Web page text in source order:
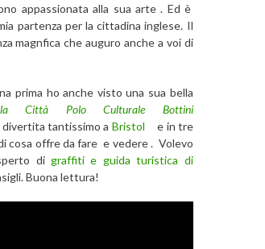
appassionata alla sua arte . Ed è
partenza per la cittadina inglese. Il
magnfica che auguro anche a voi di
prima ho anche visto una sua bella
Città Polo Culturale Bottini
divertita tantissimo a Bristol
e in tre
cosa offre da fare e vedere . Volevo
digraffiti e guida turistica di
Buona lettura!